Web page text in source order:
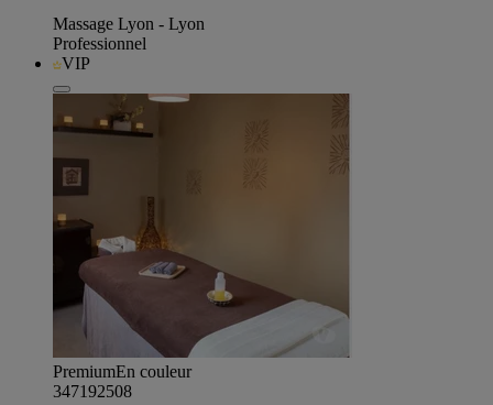
Massage Lyon - Lyon
Professionnel
VIP
PremiumEn couleur
347192508